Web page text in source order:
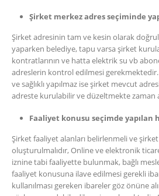
Şirket merkez adres seçiminde
Şirket adresinin tam ve kesin olarak
yaparken belediye, tapu varsa şirket
kontratlarının ve hatta elektrik su vb
adreslerin kontrol edilmesi
ve sağlıklı yapılmaz ise şirket mevcut
adreste kurulabilir ve düzeltmekte zaman
Faaliyet konusu seçimde yapılan
Şirket faaliyet alanları belirlenmeli ve
oluşturulmalıdır, Online ve elektronik
iznine tabi faaliyette bulunmak, bağlı
faaliyet konusuna ilave edilmesi gerekli
kullanılması gereken ibareler göz önüne